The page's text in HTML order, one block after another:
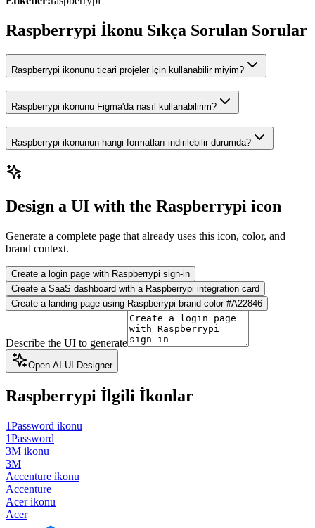
Raspberrypi İkonu Sıkça Sorulan Sorular
Raspberrypi ikonunu ticari projeler için kullanabilir miyim?
Raspberrypi ikonunu Figma'da nasıl kullanabilirim?
Raspberrypi ikonunun hangi formatları indirilebilir durumda?
Design a UI with the Raspberrypi icon
Generate a complete page that already uses this icon, color, and
brand context.
Create a login page with Raspberrypi sign-in
Create a SaaS dashboard with a Raspberrypi integration card
Create a landing page using Raspberrypi brand color #A22846
Describe the UI to generate
Open AI UI Designer
Raspberrypi İlgili İkonlar
1Password ikonu
1Password
3M ikonu
3M
Accenture ikonu
Accenture
Acer ikonu
Acer